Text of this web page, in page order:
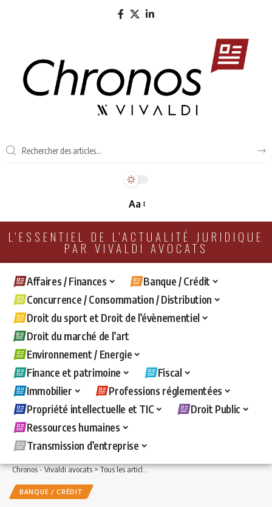
Aa
L'ESSENTIEL DE L'ACTUALITÉ JURIDIQUE
PAR VIVALDI AVOCATS
Affaires / Finances
Banque / Crédit
Concurrence / Consommation / Distribution
Droit du sport et Droit de l’évènementiel
Droit du marché de l’art
Environnement / Energie
Finance et patrimoine
Fiscal
Immobilier
Professions réglementées
Propriété intellectuelle et TIC
Droit Public
Ressources humaines
Transmission d’entreprise
Chronos - Vivaldi avocats>Tous les articles >Banque / Crédit>La prescription
BANQUE / CRÉDIT